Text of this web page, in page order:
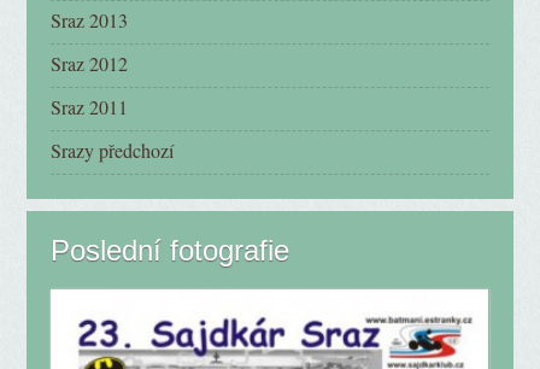
Sraz 2013
Sraz 2012
Sraz 2011
Srazy předchozí
Poslední fotografie